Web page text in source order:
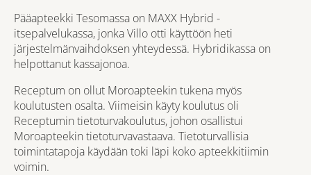
Pääapteekki Tesomassa on MAXX Hybrid -
itsepalvelukassa, jonka Villo otti käyttöön heti
järjestelmänvaihdoksen yhteydessä. Hybridikassa on
helpottanut kassajonoa.
Receptum on ollut Moroapteekin tukena myös
koulutusten osalta. Viimeisin käyty koulutus oli
Receptumin tietoturvakoulutus, johon osallistui
Moroapteekin tietoturvavastaava. Tietoturvallisia
toimintatapoja käydään toki läpi koko apteekkitiimin
voimin.